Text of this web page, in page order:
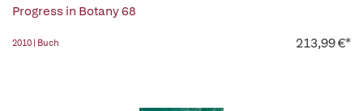
Progress in Botany 68
2010 | Buch 213,99 €*